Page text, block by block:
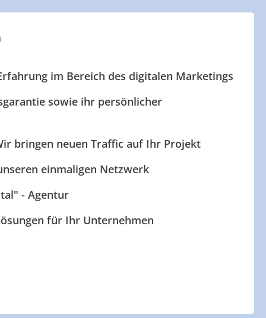
im Bereich des digitalen Marketings
sowie ihr persönlicher
bringen neuen Traffic auf Ihr Projekt
einmaligen Netzwerk
- Agentur
für Ihr Unternehmen